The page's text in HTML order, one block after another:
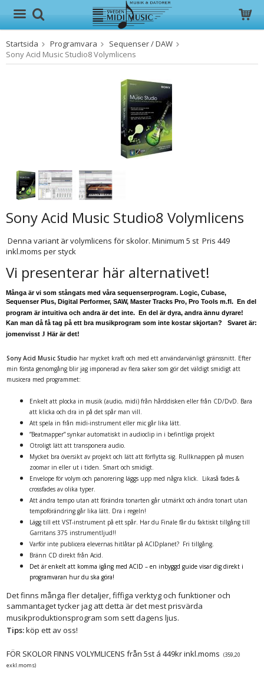
Produkten har blivit tillagd i varukorgen
Startsida Programvara
Sequenser / DAW
Sony Acid Music Studio8 Volymlicens
Sony Acid Music Studio8 Volymlicens
Denna variant är volymlicens för skolor. Minimum 5 st Pris 449
inkl.moms per styck
Vi presenterar här alternativet!
Många är vi som stångats med våra sequenserprogram. Logic, Cubase,
Sequenser Plus, Digital Performer, SAW, Master Tracks Pro, Pro Tools m.fl. En del
program är intuitiva och andra är det inte. En del är dyra, andra ännu dyrare!
Kan man då få tag på ett bra musikprogram som inte kostar skjortan? Svaret är:
jomenvisst J Här är det!
Sony Acid Music Studio har mycket kraft och med ett användarvänligt gränssnitt. Efter
min första genomgång blir jag imponerad av flera saker som gör det väldigt smidigt att
musicera med programmet:
Enkelt att plocka in musik (audio, midi) från hårddisken eller från CD/DvD. Bara
att klicka och dra in på det spår man vill.
Att spela in från midi-instrument eller mic går lika lätt.
”Beatmapper” synkar automatiskt in audioclip in i befintliga projekt
Otroligt lätt att transponera audio.
Mycket bra översikt av projekt och lätt att förflytta sig. Rullknappen på musen
zoomar in eller ut i tiden. Smart och smidigt.
Envelope för volym och panorering läggs upp med några klick. Likaså fades &
crossfades av olika typer.
Att ändra tempo utan att förändra tonarten går utmärkt och ändra tonart utan
tempoförändring går lika lätt. Dra i regeln!
Lägg till ett VST-instrument på ett spår. Har du Finale får du faktiskt tillgång till
Garritans 375 instrumentljud!!
Varför inte publicera elevernas hitlåtar på ACIDplanet? Fri tillgång.
Bränn CD direkt från Acid.
Det är enkelt att komma igång med ACID – en inbyggd guide visar dig direkt i
programvaran hur du ska göra!
Det finns många fler detaljer, fiffiga verktyg och funktioner och
sammantaget tycker jag att detta är det mest prisvärda
musikproduktionsprogram som sett dagens ljus.
Tips:köp ett av oss!
FÖR SKOLOR FINNS VOLYMLICENS från 5st á 449kr inkl.moms (359,20
exkl.moms)